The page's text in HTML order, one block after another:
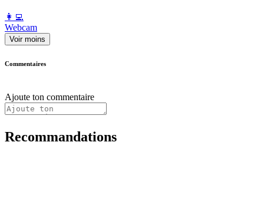
️👩‍💻️
Webcam
Voir moins
Commentaires
Ajoute ton commentaire
Recommandations